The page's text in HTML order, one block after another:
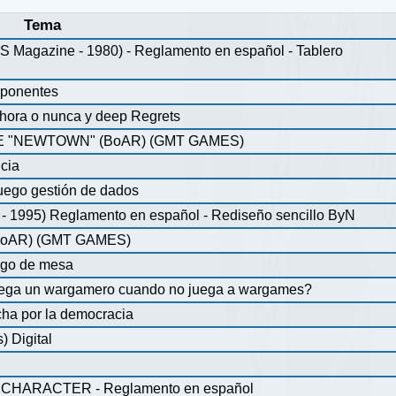
Tema
Magazine - 1980) - Reglamento en español - Tablero
o nunca y deep Regrets
(BoAR) (GMT GAMES)
gestión de dados
1995) Reglamento en español - Rediseño sencillo ByN
(GMT GAMES)
de mesa
un wargamero cuando no juega a wargames?
por la democracia
Digital
- Reglamento en español